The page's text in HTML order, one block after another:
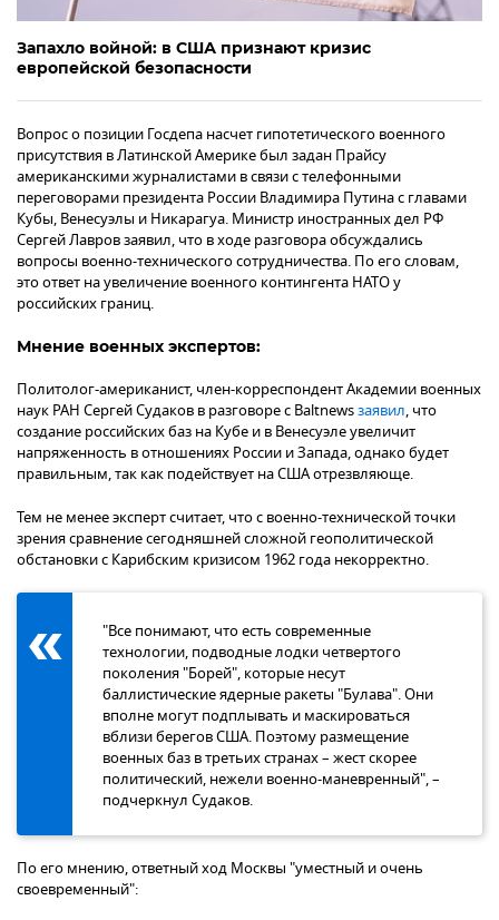
Запахло войной: в США признают кризис
европейской безопасности
Вопрос о позиции Госдепа насчет гипотетического военного
присутствия в Латинской Америке был задан Прайсу
американскими журналистами в связи с телефонными
переговорами президента России Владимира Путина с главами
Кубы, Венесуэлы и Никарагуа. Министр иностранных дел РФ
Сергей Лавров заявил, что в ходе разговора обсуждались
вопросы военно-технического сотрудничества. По его словам,
это ответ на увеличение военного контингента НАТО у
российских границ.
Мнение военных экспертов:
Политолог-американист, член-корреспондент Академии военных
наук РАН Сергей Судаков в разговоре с Baltnewsзаявил, что
создание российских баз на Кубе и в Венесуэле увеличит
напряженность в отношениях России и Запада, однако будет
правильным, так как подействует на США отрезвляюще.
Тем не менее эксперт считает, что с военно-технической точки
зрения сравнение сегодняшней сложной геополитической
обстановки с Карибским кризисом 1962 года некорректно.
"Все понимают, что есть современные
технологии, подводные лодки четвертого
поколения "Борей", которые несут
баллистические ядерные ракеты "Булава". Они
вполне могут подплывать и маскироваться
вблизи берегов США. Поэтому размещение
военных баз в третьих странах – жест скорее
политический, нежели военно-маневренный", –
подчеркнул Судаков.
По его мнению, ответный ход Москвы "уместный и очень
своевременный":